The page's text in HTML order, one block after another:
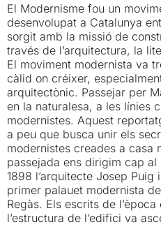
El Modernisme fou un
desenvolupat a Catalunya
sorgit amb la missió de
través de l’arquitectura, la
El moviment modernista va
càlid on créixer,
arquitectònic. Passejar per
en la naturalesa, a les línies
modernistes. Aquest
a peu que busca unir els
modernistes creades a casa
passejada ens dirigim cap
1898 l’arquitecte Josep
primer palauet modernista
Regàs. Els escrits de
l’estructura de l’edifici va